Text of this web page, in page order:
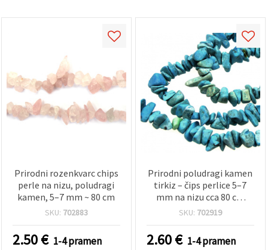
Prirodni rozenkvarc chips
perle na nizu, poludragi
kamen, 5–7 mm ~ 80 cm
SKU: 702883
2.50€ 1-4 pramen
Prirodni poludragi kamen
tirkiz – čips perlice 5–7
mm na nizu cca 80 cm
(32“), plavo‑zelena; za DIY
ogrlice i narukvice
SKU: 702919
2.60€ 1-4 pramen